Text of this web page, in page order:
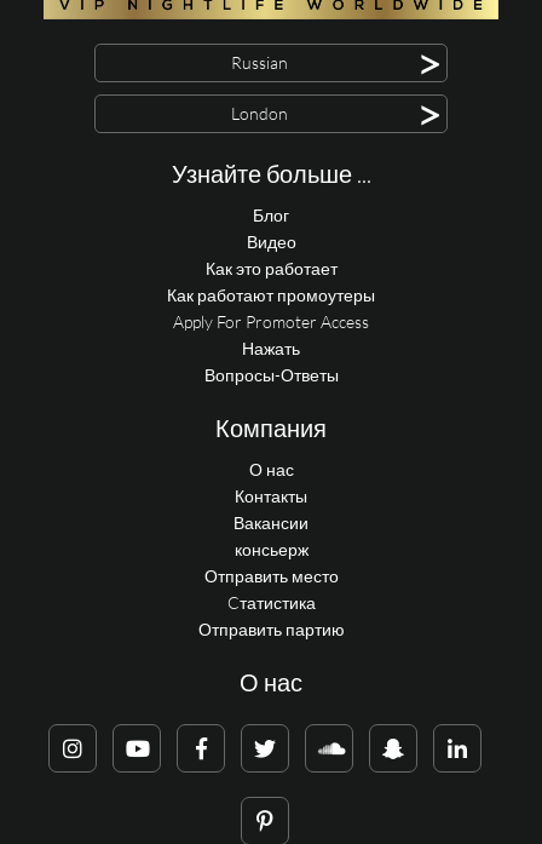
Russian >
London >
Узнайте больше ...
Блог
Видео
Как это работает
Как работают промоутеры
Apply For Promoter Access
Нажать
Вопросы-Ответы
Компания
О нас
Контакты
Вакансии
консьерж
Отправить место
Cтатистика
Отправить партию
О нас